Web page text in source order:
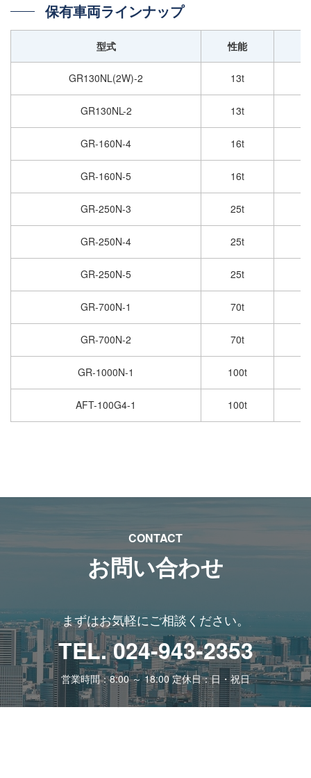
保有車両ラインナップ
型式 性能
GR130NL(2W)-2 13t
GR130NL-2 13t
GR-160N-4 16t
GR-160N-5 16t
GR-250N-3 25t
GR-250N-4 25t
GR-250N-5 25t
GR-700N-1 70t
GR-700N-2 70t
GR-1000N-1 100t
AFT-100G4-1 100t
お問い合わせ
CONTACT
まずはお気軽にご相談ください。
TEL. 024-943-2353
営業時間：8:00 ～ 18:00 定休日：日・祝日